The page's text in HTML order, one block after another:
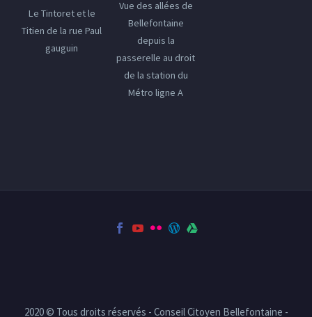
Le Tintoret et le
Titien de la rue Paul
gauguin
Vue des allées de
Bellefontaine
depuis la
passerelle au droit
de la station du
Métro ligne A
2020 © Tous droits réservés - Conseil Citoyen Bellefontaine -